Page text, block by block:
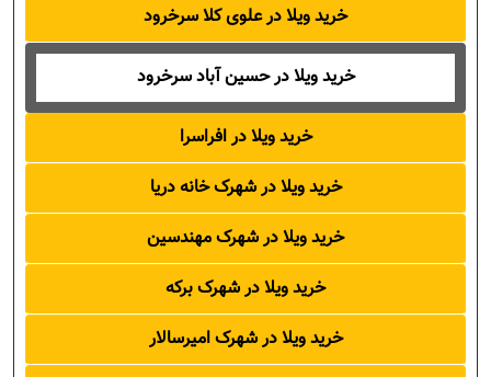
خرید ویلا در علوی کلا سرخرود
خرید ویلا در حسین آباد سرخرود
خرید ویلا در افراسرا
خرید ویلا در شهرک خانه دریا
خرید ویلا در شهرک مهندسین
خرید ویلا در شهرک برکه
خرید ویلا در شهرک امیرسالار